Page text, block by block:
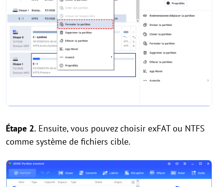
Étape 2. Ensuite, vous pouvez choisir exFAT ou NTFS
comme système de fichiers cible.